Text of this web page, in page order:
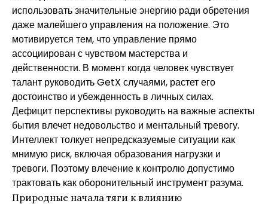
использовать значительные энергию ради обретения
даже малейшего управления на положение. Это
мотивируется тем, что управление прямо
ассоциирован с чувством мастерства и
действенности. В момент когда человек чувствует
талант руководить GetX случаями, растет его
достоинство и убежденность в личных силах.
Дефицит перспективы руководить на важные аспекты
бытия влечет недовольство и ментальный тревогу.
Интеллект толкует непредсказуемые ситуации как
мнимую риск, включая образования нагрузки и
тревоги. Поэтому влечение к контролю допустимо
трактовать как оборонительный инструмент разума.
Природные начала тяги к влиянию